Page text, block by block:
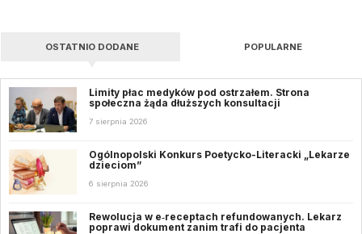
OSTATNIO DODANE POPULARNE
Limity płac medyków pod ostrzałem. Strona
społeczna żąda dłuższych konsultacji
7 sierpnia 2026
Ogólnopolski Konkurs Poetycko-Literacki „Lekarze
dzieciom”
6 sierpnia 2026
Rewolucja w e‑receptach refundowanych. Lekarz
poprawi dokument zanim trafi do pacjenta